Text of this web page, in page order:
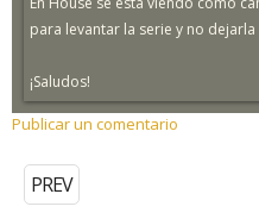
para levantar la serie y no
¡Saludos!
Publicar un comentario
PREV